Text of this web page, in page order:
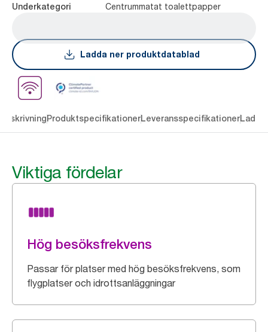
Underkategori Centrummatat toalettpapper
Ladda ner produktdatablad
ProduktspecifikationerLeveransspecifikationerLadda
Viktiga fördelar
Hög besöksfrekvens
Passar för platser med hög besöksfrekvens, som
flygplatser och idrottsanläggningar